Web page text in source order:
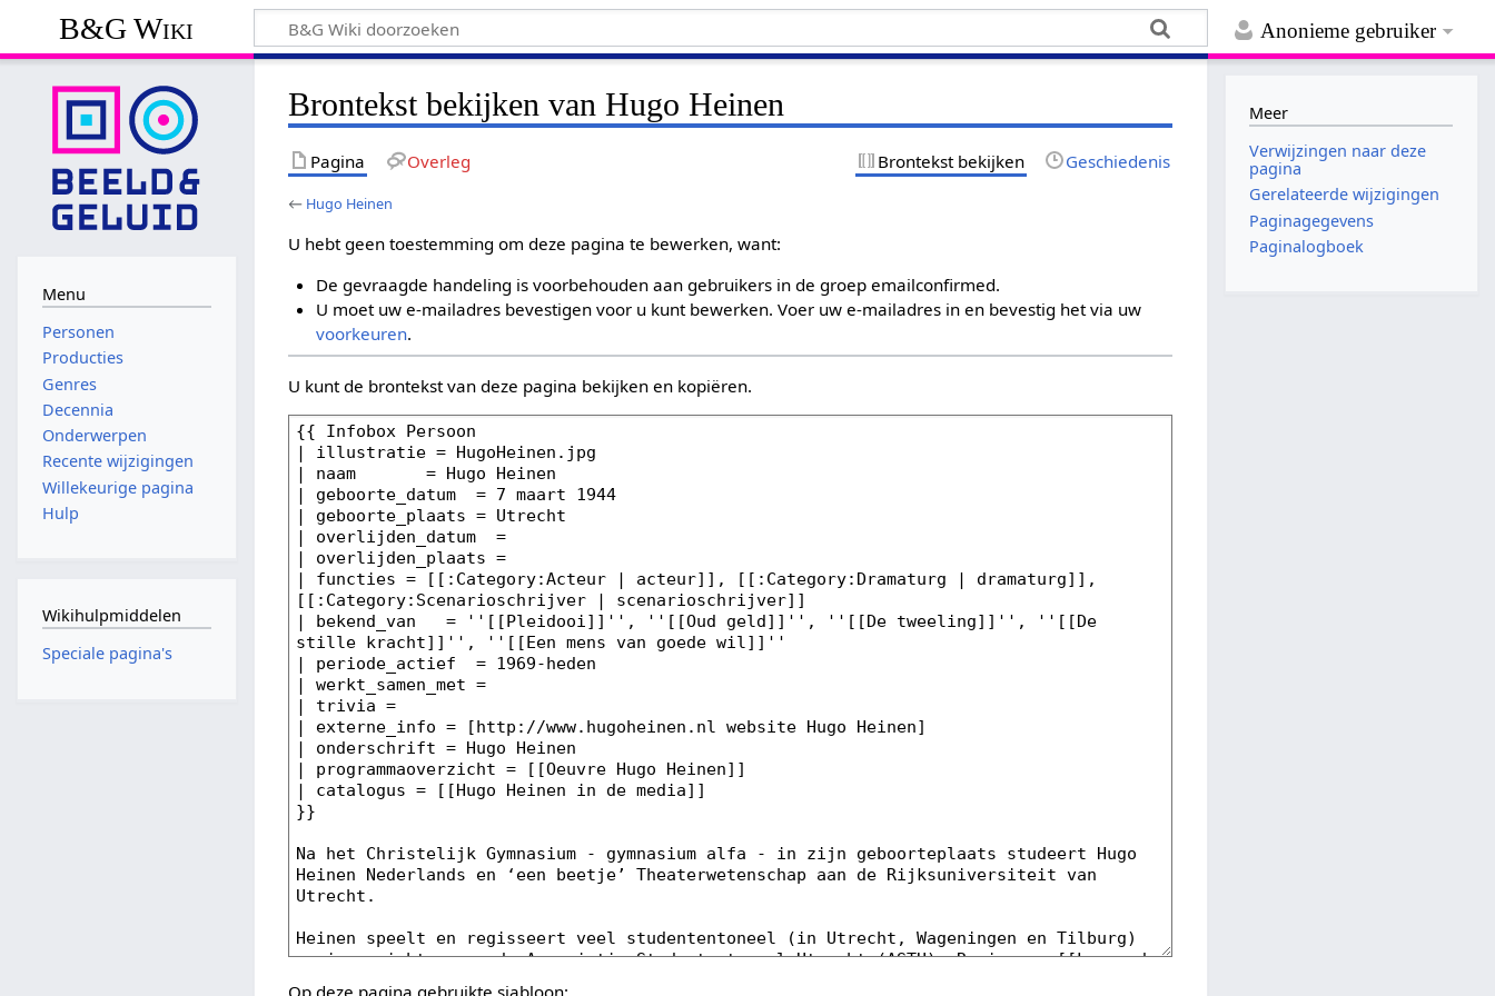
Anonieme gebruiker
B&G Wiki
Brontekst bekijken van Hugo Heinen
Pagina Overleg Brontekst bekijken Geschiedenis
← Hugo Heinen
U hebt geen toestemming om deze pagina te bewerken, want:
De gevraagde handeling is voorbehouden aan gebruikers in de groep emailconfirmed.
U moet uw e-mailadres bevestigen voor u kunt bewerken. Voer uw e-mailadres in en bevestig het via uw
voorkeuren.
U kunt de brontekst van deze pagina bekijken en kopiëren.
Op deze pagina gebruikte sjabloon:
Menu
Personen
Producties
Genres
Decennia
Onderwerpen
Recente wijzigingen
Willekeurige pagina
Hulp
Wikihulpmiddelen
Speciale pagina's
Meer
Verwijzingen naar deze
pagina
Gerelateerde wijzigingen
Paginagegevens
Paginalogboek